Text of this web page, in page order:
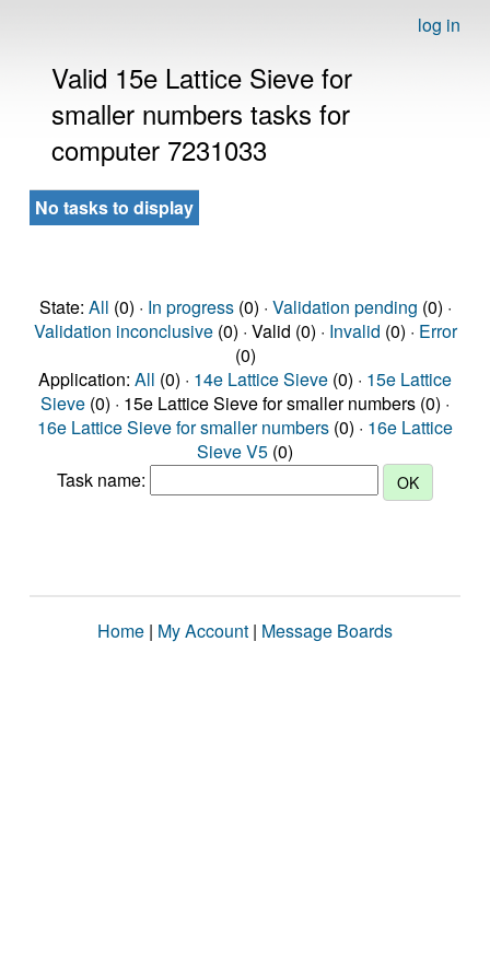
log in
Valid 15e Lattice Sieve for
smaller numbers tasks for
computer 7231033
No tasks to display
State: All (0) · In progress(0) · Validation pending (0) ·
Validation inconclusive(0) · Valid (0) · Invalid (0) · Error
(0)
Application: All (0) · 14e Lattice Sieve (0) · 15e Lattice
Sieve (0) · 15e Lattice Sieve for smaller numbers (0) ·
16e Lattice Sieve for smaller numbers (0) · 16e Lattice
Sieve V5 (0)
Task name:
Home | My Account | Message Boards